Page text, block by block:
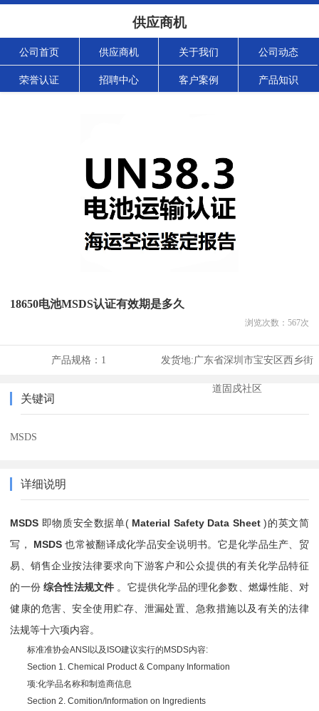
供应商机
公司首页 供应商机 关于我们 公司动态
荣誉认证 招聘中心 客户案例 产品知识
18650电池MSDS认证有效期是多久
浏览次数： 567次
产品规格： 1 发货地:广东省深圳市宝安区西乡街
道固戍社区
关键词
MSDS
详细说明
MSDS 即物质安全数据单( Material Safety Data Sheet)的英文简
写， MSDS 也常被翻译成化学品安全说明书。它是化学品生产、贸
易、销售企业按法律要求向下游客户和公众提供的有关化学品特征
的一份综合性法规文件 。它提供化学品的理化参数、燃爆性能、对
健康的危害、安全使用贮存、泄漏处置、急救措施以及有关的法律
法规等十六项内容。
标准准协会ANSI以及ISO建议实行的MSDS内容:
Section 1. Chemical Product & Company Information
项:化学品名称和制造商信息
Section 2. Comition/Information on Ingredients